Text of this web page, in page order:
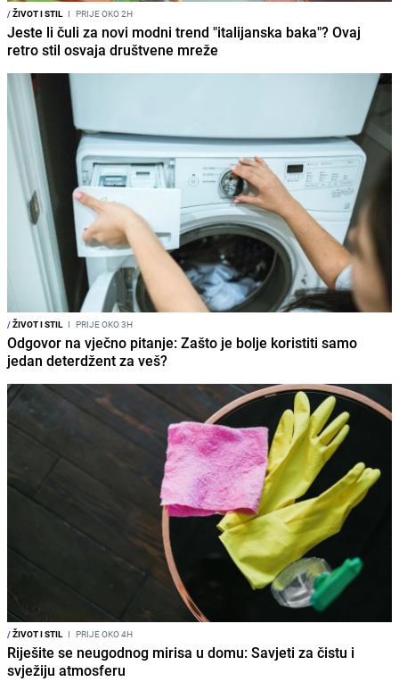
/ŽIVOT I STIL I PRIJE OKO 2H
Jeste li čuli za novi modni trend "italijanska baka"? Ovaj
retro stil osvaja društvene mreže
/ŽIVOT I STIL I PRIJE OKO 3H
Odgovor na vječno pitanje: Zašto je bolje koristiti samo
jedan deterdžent za veš?
/ŽIVOT I STIL I PRIJE OKO 4H
Riješite se neugodnog mirisa u domu: Savjeti za čistu i
svježiju atmosferu